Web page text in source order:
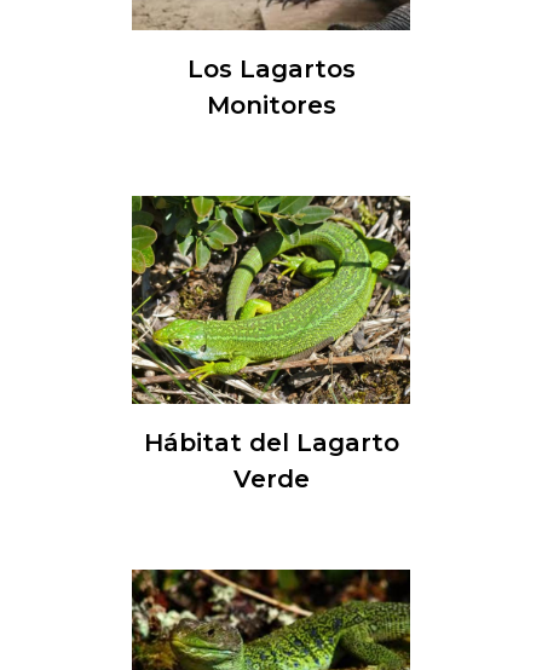
Los Lagartos
Monitores
Hábitat del Lagarto
Verde